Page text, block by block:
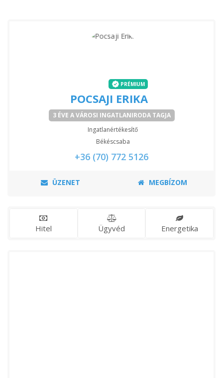
PRÉMIUM
POCSAJI ERIKA
3 ÉVE A VÁROSI INGATLANIRODA TAGJA
Ingatlanértékesítő
Békéscsaba
+36 (70) 772 5126
ÜZENET MEGBÍZOM
Hitel Ügyvéd Energetika